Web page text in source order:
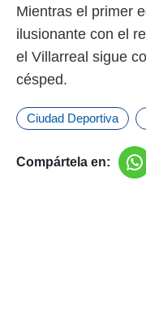
Mientras el primer
ilusionante con el
el Villarreal sigue
césped.
Ciudad Deportiva
Compártela en: